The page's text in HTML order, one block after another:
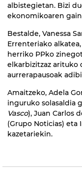
albistegietan. Bizi
ekonomikoaren
Bestalde, Vanessa
Errenteriako
herriko PPko
elkarbizitzaz arituko
aurrerapausoak
Amaitzeko, Adela
inguruko solasaldia
Vasco), Juan Carlos
(Grupo Noticias) eta
kazetariekin.